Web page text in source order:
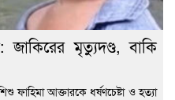
জাকিরের মৃত্যুদণ্ড, বাকি
আক্তারকে ধর্ষণচেষ্টা ও হত্যা